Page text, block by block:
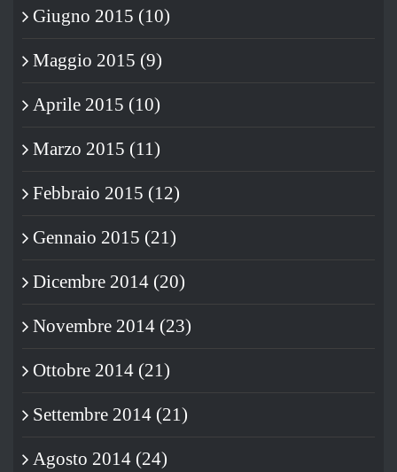
Giugno 2015 (10)
Maggio 2015 (9)
Aprile 2015 (10)
Marzo 2015 (11)
Febbraio 2015 (12)
Gennaio 2015 (21)
Dicembre 2014 (20)
Novembre 2014 (23)
Ottobre 2014 (21)
Settembre 2014 (21)
Agosto 2014 (24)